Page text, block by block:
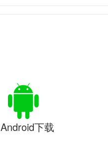
Android下载